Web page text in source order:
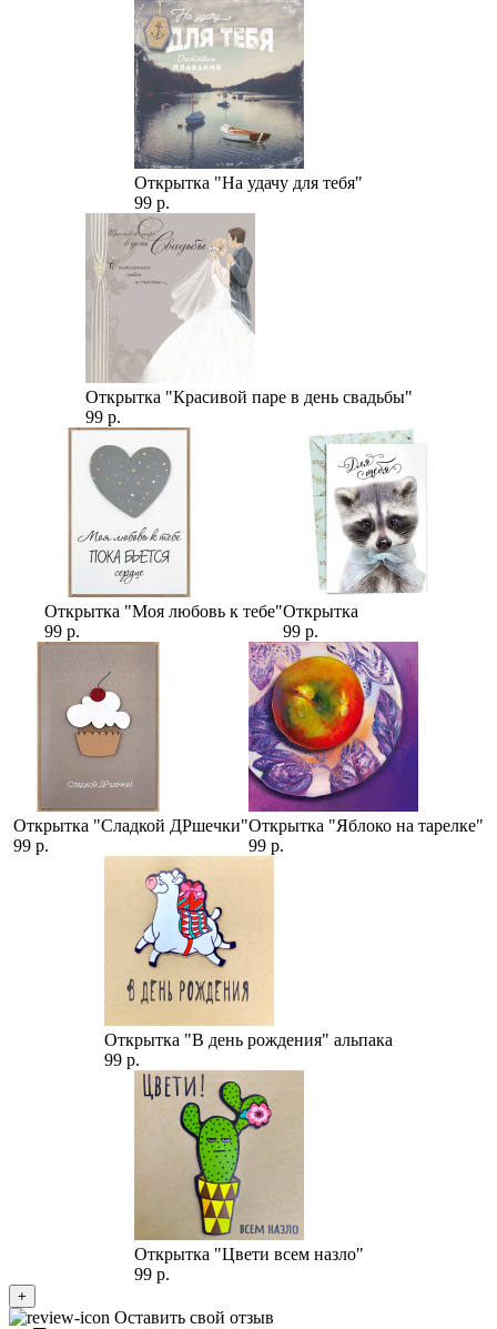
Открытка "На удачу для тебя"
99 р.
Открытка "Красивой паре в день свадьбы"
99 р.
Открытка "Моя любовь к тебе"
99 р.
Открытка
99 р.
Открытка "Сладкой ДРшечки"
99 р.
Открытка "Яблоко на тарелке"
99 р.
Открытка "В день рождения" альпака
99 р.
Открытка "Цвети всем назло"
99 р.
+
Оставить свой отзыв